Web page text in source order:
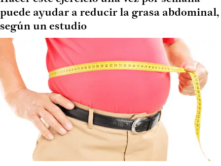
puede ayudar a reducir la grasa abdominal,
según un estudio